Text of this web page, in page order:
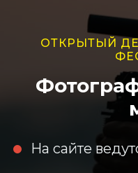
ОТКРЫТЫЙ
На сайте